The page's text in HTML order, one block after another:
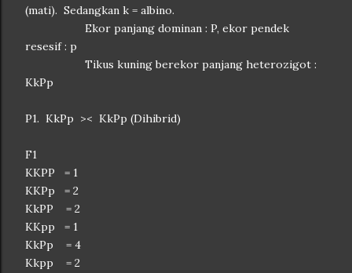
(mati). Sedangkan k = albino.
Ekor panjang dominan : P, ekor pendek
resesif : p
Tikus kuning berekor panjang heterozigot :
KkPp
P1. KkPp >< KkPp (Dihibrid)
F1
KKPP = 1
KKPp = 2
KkPP = 2
KKpp = 1
KkPp = 4
Kkpp = 2